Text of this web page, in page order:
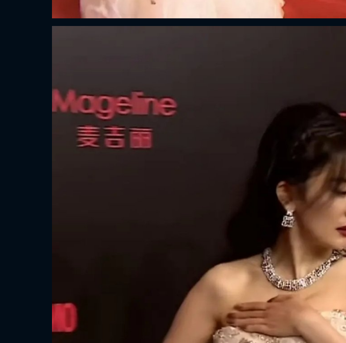
FACEBOOK